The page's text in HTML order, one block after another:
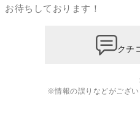
お待ちしております！
クチ
※情報の誤りなどがござい